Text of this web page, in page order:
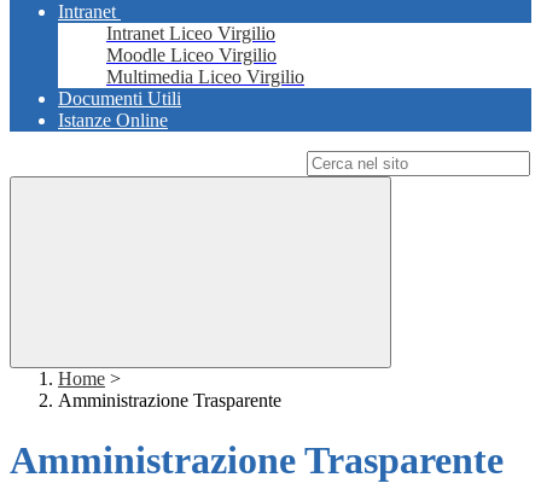
Intranet
Intranet Liceo Virgilio
Moodle Liceo Virgilio
Multimedia Liceo Virgilio
Documenti Utili
Istanze Online
Home >
Amministrazione Trasparente
Amministrazione Trasparente